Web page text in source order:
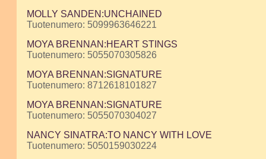
MOLLY SANDEN:UNCHAINED
Tuotenumero: 5099963646221
MOYA BRENNAN:HEART STINGS
Tuotenumero: 5055070305826
MOYA BRENNAN:SIGNATURE
Tuotenumero: 8712618101827
MOYA BRENNAN:SIGNATURE
Tuotenumero: 5055070304027
NANCY SINATRA:TO NANCY WITH LOVE
Tuotenumero: 5050159030224